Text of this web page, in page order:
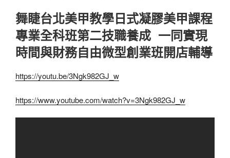
舞睫台北美甲教學日式凝膠美甲課程
專業全科班第二技職養成 一同實現
時間與財務自由微型創業班開店輔導
https://youtu.be/3Ngk982GJ_w
https://www.youtube.com/watch?v=3Ngk982GJ_w